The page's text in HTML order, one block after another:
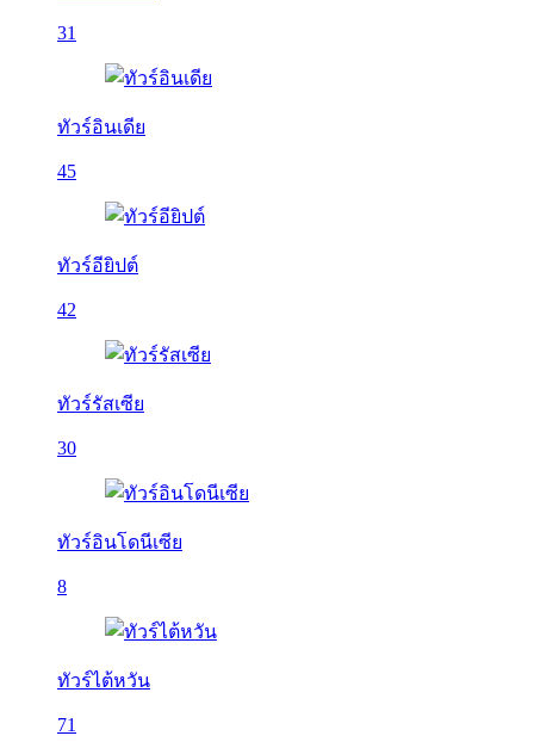
31
ทัวร์อินเดีย
45
ทัวร์อียิปต์
42
ทัวร์รัสเซีย
30
ทัวร์อินโดนีเซีย
8
ทัวร์ไต้หวัน
71